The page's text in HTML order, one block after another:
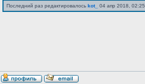
Последний раз редактировалось kot_ 04 апр 2018,